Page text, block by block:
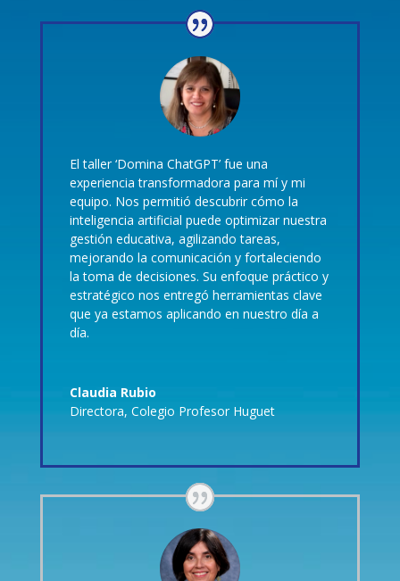
El taller ‘Domina ChatGPT’ fue una
experiencia transformadora para mí y mi
equipo. Nos permitió descubrir cómo la
inteligencia artificial puede optimizar nuestra
gestión educativa, agilizando tareas,
mejorando la comunicación y fortaleciendo
la toma de decisiones. Su enfoque práctico y
estratégico nos entregó herramientas clave
que ya estamos aplicando en nuestro día a
día.
Claudia Rubio
Directora, Colegio Profesor Huguet